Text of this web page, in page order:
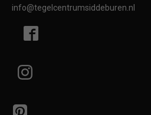
info@tegelcentrumsiddeburen.nl